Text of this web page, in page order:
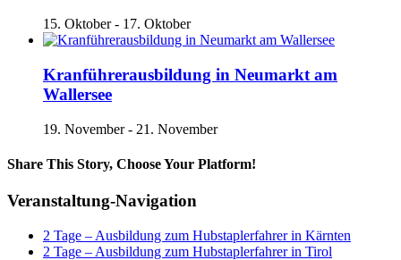
15. Oktober- 17. Oktober
Kranführerausbildung in Neumarkt am
Wallersee
19. November- 21. November
Share This Story, Choose Your Platform!
Facebook
X
Reddit
LinkedIn
Tumblr
Pinterest
Vk
E-
Veranstaltung-Navigation
2 Tage – Ausbildung zum Hubstaplerfahrer in Kärnten
2 Tage – Ausbildung zum Hubstaplerfahrer in Tirol